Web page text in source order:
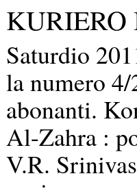
KURIERO
Saturdio
la numero
abonanti.
Al-Zahra :
V.R.